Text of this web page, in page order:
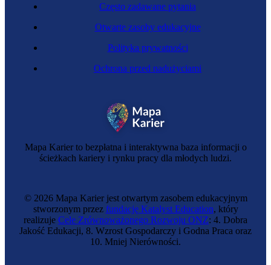
Mapa Karier to bezpłatna i interaktywna baza informacji o
ścieżkach kariery i rynku pracy dla młodych ludzi.
Często zadawane pytania
Otwarte zasoby edukacyjne
Polityka prywatności
Ochrona przed nadużyciami
© 2026 Mapa Karier jest otwartym zasobem edukacyjnym
stworzonym przez fundację Katalyst Education, który
realizuje Cele Zrównoważonego Rozwoju ONZ: 4. Dobra
Jakość Edukacji, 8. Wzrost Gospodarczy i Godna Praca oraz
10. Mniej Nierówności.